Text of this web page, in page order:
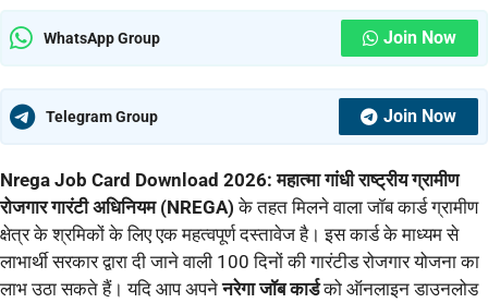
WhatsApp Group Join Now
Telegram Group Join Now
Nrega Job Card Download 2026: महात्मा गांधी राष्ट्रीय ग्रामीण
रोजगार गारंटी अधिनियम (NREGA) के तहत मिलने वाला जॉब कार्ड ग्रामीण
क्षेत्र के श्रमिकों के लिए एक महत्वपूर्ण दस्तावेज है। इस कार्ड के माध्यम से
लाभार्थी सरकार द्वारा दी जाने वाली 100 दिनों की गारंटीड रोजगार योजना का
लाभ उठा सकते हैं। यदि आप अपनेनरेगा जॉब कार्डको ऑनलाइन डाउनलोड